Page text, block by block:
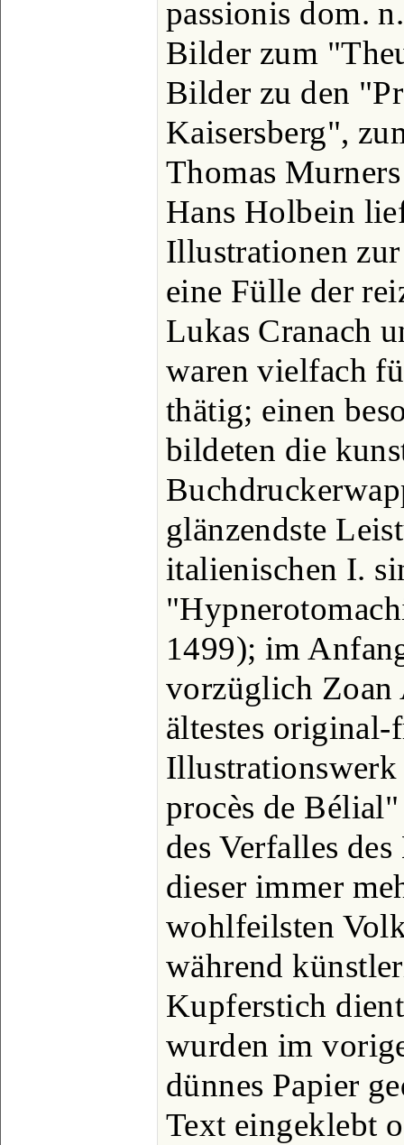
passionis dom.
Bilder zum
Bilder zu den
Kaisersberg",
Thomas
Hans Holbein
Illustrationen
eine Fülle der
Lukas Cranach
waren vielfach
thätig; einen
bildeten die
glänzendste
italienischen I.
1499); im
vorzüglich Zoan
ältestes original-
procès de
des Verfalles
dieser immer
wohlfeilsten
während
Kupferstich
wurden im
dünnes Papier
Text eingeklebt